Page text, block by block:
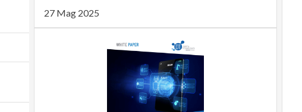
27 Mag 2025